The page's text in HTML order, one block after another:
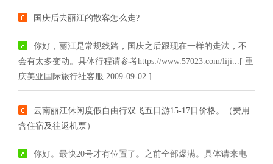
国庆后去丽江的散客怎么走?
你好，丽江是常规线路，国庆之后跟现在一样的走法，不
会有太多变动。具体行程请参考https://www.57023.com/liji...[ 重
庆美亚国际旅行社客服 2009-09-02 ]
云南丽江休闲度假自由行双飞五日游15-17日价格。（费用
含住宿及往返机票）
你好。最快20号才有位置了。之前全部爆满。具体请来电